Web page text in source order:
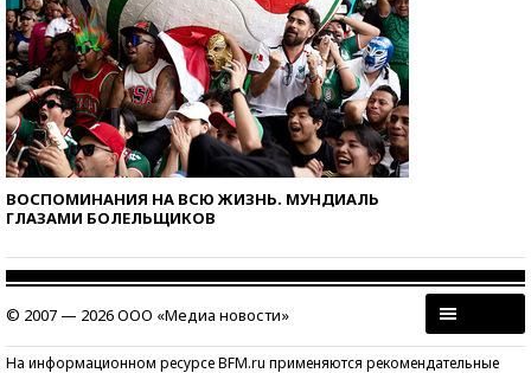
ВОСПОМИНАНИЯ НА ВСЮ ЖИЗНЬ. МУНДИАЛЬ
ГЛАЗАМИ БОЛЕЛЬЩИКОВ
© 2007 — 2026 ООО «Медиа новости»
На информационном ресурсе BFM.ru применяются рекомендательные